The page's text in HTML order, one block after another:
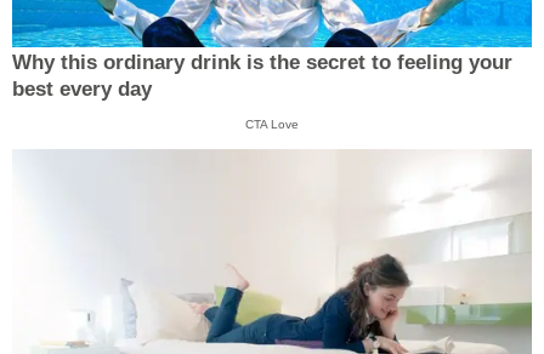
Why this ordinary drink is the secret to feeling your
best every day
CTA Love